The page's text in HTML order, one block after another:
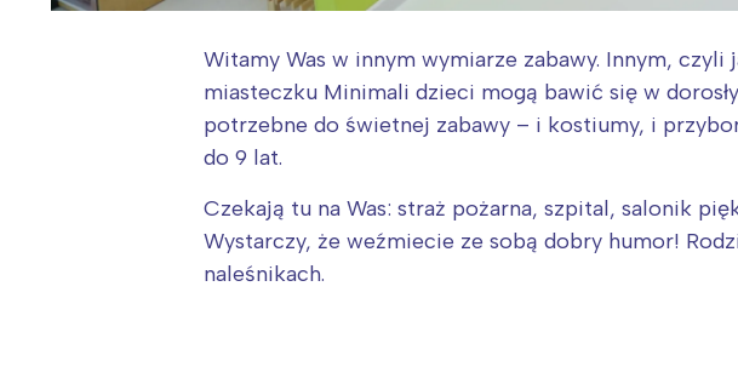
Witamy Was w innym wymiarze zabawy. Innym,
miasteczku Minimali dzieci mogą bawić się w
potrzebne do świetnej zabawy – i kostiumy, i
do 9 lat.
Czekają tu na Was: straż pożarna, szpital, salonik
Wystarczy, że weźmiecie ze sobą dobry humor!
naleśnikach.